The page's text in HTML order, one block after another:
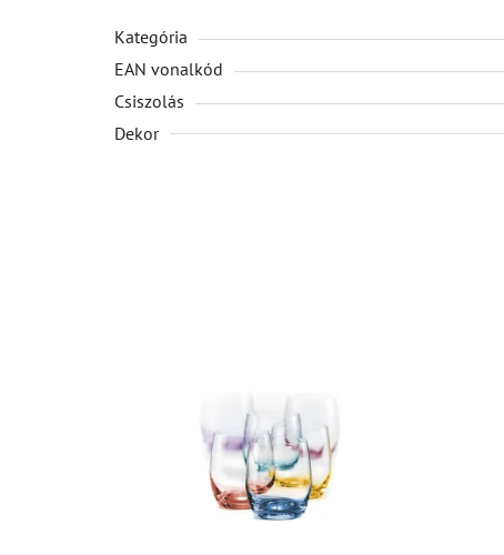
Kategória
EAN vonalkód
Csiszolás
Dekor